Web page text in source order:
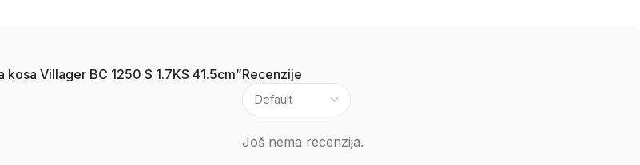
Recenzije
Još nema recenzija.
Villager BC 1250 S 1.7KS 41.5cm”